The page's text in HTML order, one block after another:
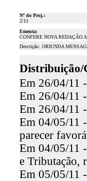
Nº do Proj.:
2/11
Ementa:
CONFERE NOVA REDAÇÃO
Descrição: ORIUNDA
Distribuição/
Em 26/04/11
Em 26/04/11
Em 26/04/11
Em 04/05/11
parecer
Em 04/05/11
e Tributação,
Em 05/05/11